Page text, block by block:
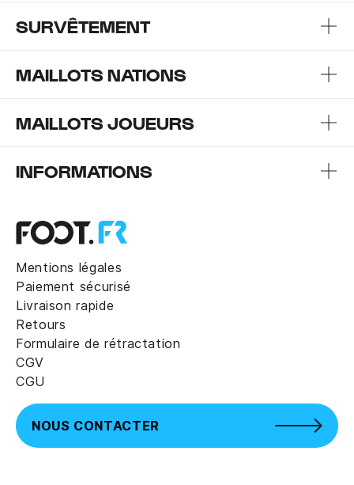
SURVÊTEMENT
MAILLOTS NATIONS
MAILLOTS JOUEURS
INFORMATIONS
Mentions légales
Paiement sécurisé
Livraison rapide
Retours
Formulaire de rétractation
CGV
CGU
NOUS CONTACTER